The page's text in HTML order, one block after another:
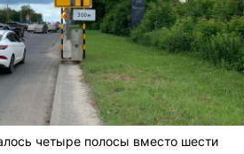
четыре полосы вместо шести